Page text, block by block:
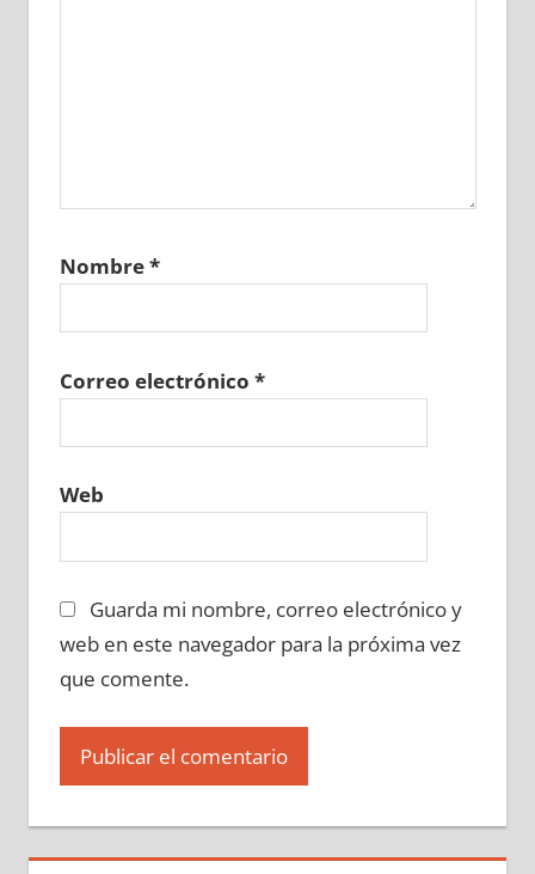
Nombre*
Correo electrónico *
Web
Guarda mi nombre, correo electrónico y
web en este navegador para la próxima vez
que comente.